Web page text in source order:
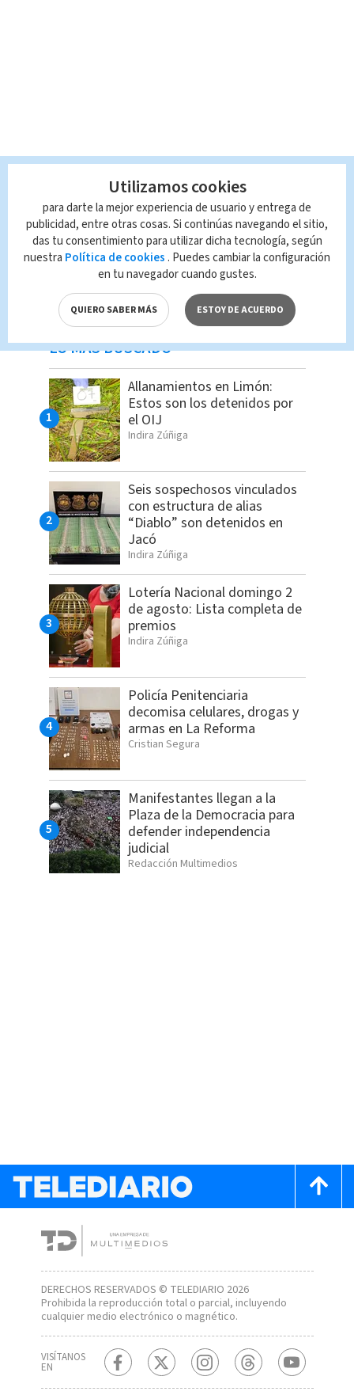
LO MÁS BUSCADO
Allanamientos en Limón:
Estos son los detenidos por
el OIJ
Indira Zúñiga
Seis sospechosos vinculados
con estructura de alias
“Diablo” son detenidos en
Jacó
Indira Zúñiga
Lotería Nacional domingo 2
de agosto: Lista completa de
premios
Indira Zúñiga
Policía Penitenciaria
decomisa celulares, drogas y
armas en La Reforma
Cristian Segura
Manifestantes llegan a la
Plaza de la Democracia para
defender independencia
judicial
Redacción Multimedios
DERECHOS RESERVADOS © TELEDIARIO 2026
Prohibida la reproducción total o parcial, incluyendo
cualquier medio electrónico o magnético.
VISÍTANOS
EN
Utilizamos cookies
para darte la mejor experiencia de usuario y entrega de
publicidad, entre otras cosas. Si continúas navegando el sitio,
das tu consentimiento para utilizar dicha tecnología, según
nuestra Política de cookies . Puedes cambiar la configuración
en tu navegador cuando gustes.
QUIERO SABER MÁS ESTOY DE ACUERDO